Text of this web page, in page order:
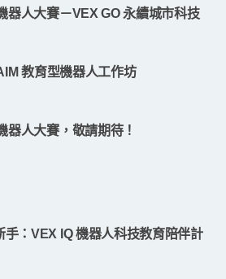
器人大賽－VEX GO 永續城市科技
教育型機器人工作坊
器人大賽，敬請期待！
手：VEX IQ 機器人科技教育陪伴計